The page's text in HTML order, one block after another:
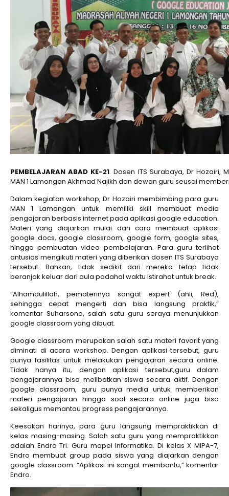
PEMBELAJARAN ABAD KE-21. Dosen ITS Surabaya, Dr
MAN 1 Lamongan Akhmad Najikh dan dewan guru seusai
Dalam kegiatan workshop, Dr Hozairi membimbing para guru
MAN 1 Lamongan untuk memiliki skill membuat media
pengajaran berbasis internet pada aplikasi google education.
Materi yang diajarkan mulai dari cara membuat aplikasi
google docs, google classroom, google form, google sites,
hingga pembuatan video pembelajaran. Para guru terlihat
antusias mengikuti materi yang diberikan dosen ITS Surabaya
tersebut. Bahkan, tidak sedikit dari mereka tetap tidak
beranjak keluar dari aula padahal waktu istirahat untuk break.
“Alhamdulillah, pematerinya sangat expert (ahli, Red),
sehingga cepat mengerti dan bisa langsung praktik,”
komentar Suharsono, salah satu guru seraya menunjukkan
google classroom yang dibuat.
Google classroom merupakan salah satu materi favorit yang
diminati di acara workshop. Dengan aplikasi tersebut, guru
punya fasilitas untuk melakukan pengajaran secara online.
Tidak hanya itu, dengan aplikasi tersebut,guru dalam
pengajarannya bisa melibatkan siswa secara aktif. Dengan
google classroom, guru punya media untuk memberikan
materi pengajaran hingga soal secara online juga bisa
sekaligus memantau progress pengajarannya.
Keesokan harinya, para guru langsung mempraktikkan di
kelas masing-masing. Salah satu guru yang mempraktikkan
adalah Endro Tri. Guru mapel Informatika. Di kelas X MIPA-7,
Endro membuat group pada siswa yang diajarkan dengan
google classroom. “Aplikasi ini sangat membantu,” komentar
Endro.